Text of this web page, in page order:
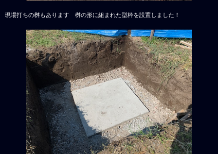
現場打ちの桝もあります 桝の形に組まれた型枠を設置しました！